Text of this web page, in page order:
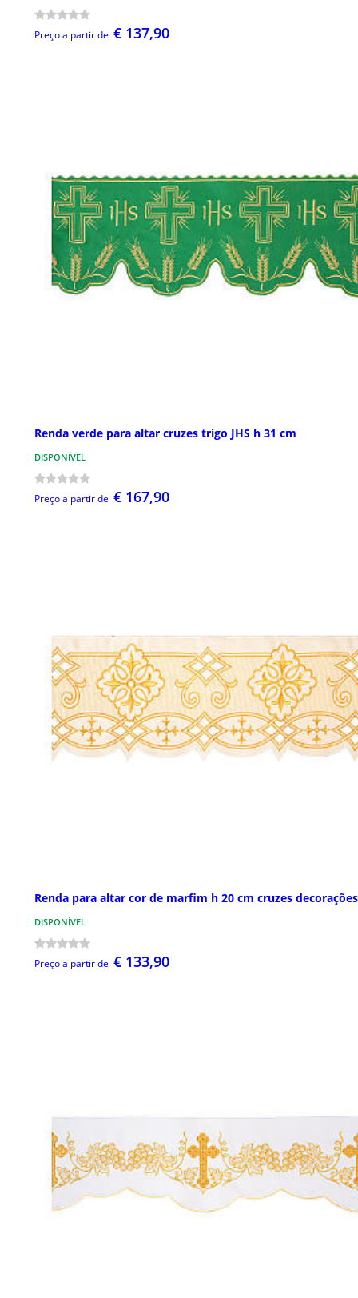
Preço a partir de € 137,90
Renda verde para altar cruzes trigo JHS h 31 cm
DISPONÍVEL
Preço a partir de € 167,90
Renda para altar cor de marfim h 20 cm cruzes decorações
DISPONÍVEL
Preço a partir de € 133,90